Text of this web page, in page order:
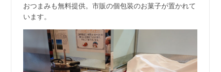
おつまみも無料提供。市販の個包装のお菓子が置かれて
います。